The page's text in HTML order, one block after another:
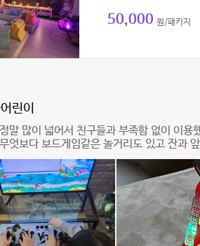
50,000 원/패키지
린이
말 많이 넓어서 친구들과 부족함 없이 이
엇보다 보드게임같은 놀거리도 있고 잔과